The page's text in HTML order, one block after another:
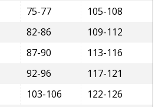
75-77
105-108
82-86
109-112
87-90
113-116
92-96
117-121
103-106
122-126